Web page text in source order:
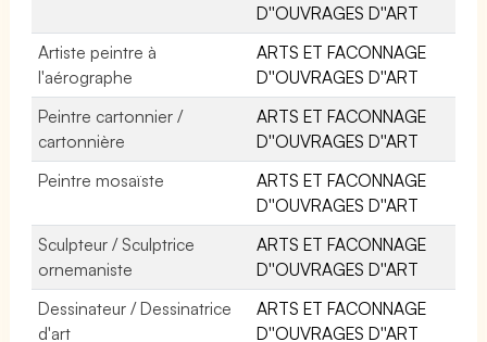
D''OUVRAGES D''ART
Artiste peintre à
l'aérographe
ARTS ET FACONNAGE
D''OUVRAGES D''ART
Peintre cartonnier /
cartonnière
ARTS ET FACONNAGE
D''OUVRAGES D''ART
Peintre mosaïste
ARTS ET FACONNAGE
D''OUVRAGES D''ART
Sculpteur / Sculptrice
ornemaniste
ARTS ET FACONNAGE
D''OUVRAGES D''ART
Dessinateur / Dessinatrice
d'art
ARTS ET FACONNAGE
D''OUVRAGES D''ART